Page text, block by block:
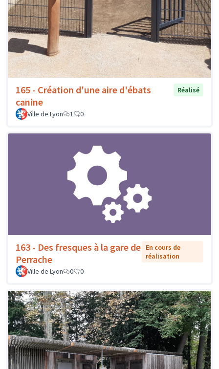
165 - Création d'une aire d'ébats
canine
Réalisé
Ville de Lyon 1 0
163 - Des fresques à la gare de
Perrache
En cours de
réalisation
Ville de Lyon
0 0